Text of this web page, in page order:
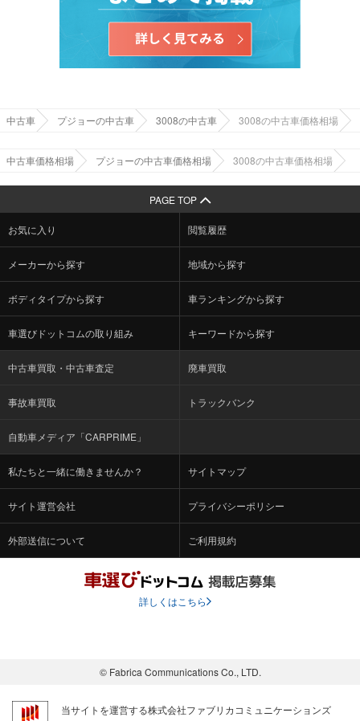
中古車 プジョーの中古車 3008の中古車 3008の中古車価格相場
中古車価格相場 プジョーの中古車価格相場 3008の中古車価格相場
PAGE TOP
お気に入り 閲覧履歴
メーカーから探す 地域から探す
ボディタイプから探す 車ランキングから探す
車選びドットコムの取り組み キーワードから探す
中古車買取・中古車査定 廃車買取
事故車買取 トラックバンク
自動車メディア「CARPRIME」
私たちと一緒に働きませんか？ サイトマップ
サイト運営会社 プライバシーポリシー
外部送信について ご利用規約
詳しくはこちら
© Fabrica Communications Co., LTD.
当サイトを運営する株式会社ファブリカコミュニケーションズ